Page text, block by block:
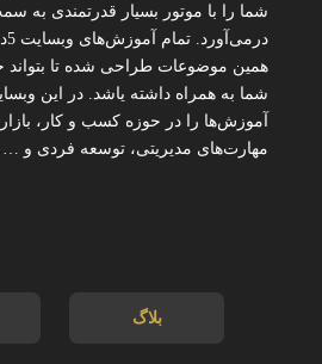
شما را با موتور بسیار قدرتمندی به
همین موضوعات طراحی شده تا بتواند
شما به همراه داشته یاشد. در این
آموزش‌ها را در حوزه کسب و کار،
مهارت‌های مدیریتی، توسعه فردی و …
بلاگ